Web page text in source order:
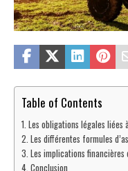
Table of Contents
Les obligations légales liées
Les différentes formules
Les implications
Conclusion